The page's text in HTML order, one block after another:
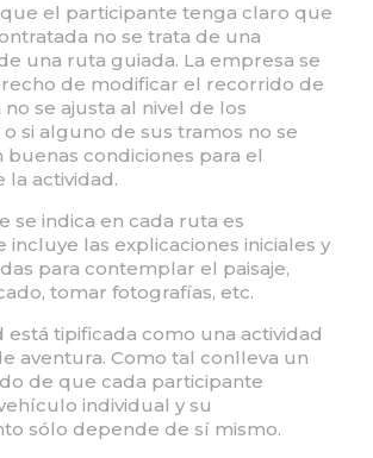
que el participante tenga claro que
no se trata de una
una ruta guiada. La empresa se
de modificar el recorrido de
se ajusta al nivel de los
si alguno de sus tramos no se
buenas condiciones para el
la actividad.
se indica en cada ruta es
incluye las explicaciones iniciales y
para contemplar el paisaje,
tomar fotografías, etc.
está tipificada como una actividad
aventura. Como tal conlleva un
de que cada participante
individual y su
sólo depende de sí mismo.